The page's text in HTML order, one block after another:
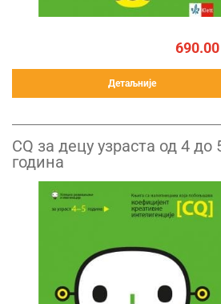
690.00
Детаљније
CQ за децу узраста од 4 до
година